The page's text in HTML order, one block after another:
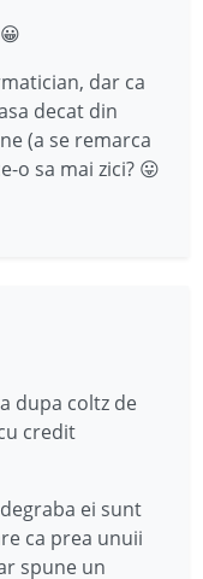
dar ca
decat din
(a se remarca
o sa mai zici? 😛
dupa coltz de
credit
ei sunt
ca prea unuii
spune un